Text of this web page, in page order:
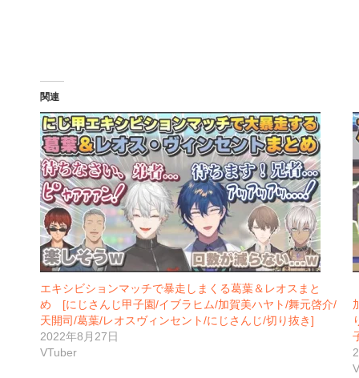
関連
エキシビションマッチで暴走しまくる葛葉＆レオスまと
め [にじさんじ甲子園/イブラヒム/加賀美ハヤト/舞元啓介/
天開司/葛葉/レオスヴィンセント/にじさんじ/切り抜き]
2022年8月27日
VTuber